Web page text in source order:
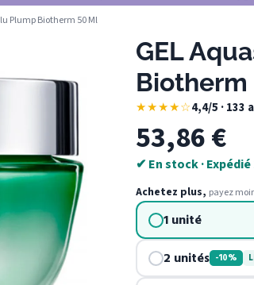
Plump Biotherm 50 Ml
GEL
Biotherm
★★★★☆4,4/5 · 133
53,86€
✔ En stock · Expédié
Achetez plus, payez
1 unité
2 unités -10%